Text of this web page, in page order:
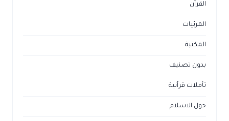
القرآن
المرئيات
المكتبة
بدون تصنيف
تأملات قرآنية
حول الاسلام